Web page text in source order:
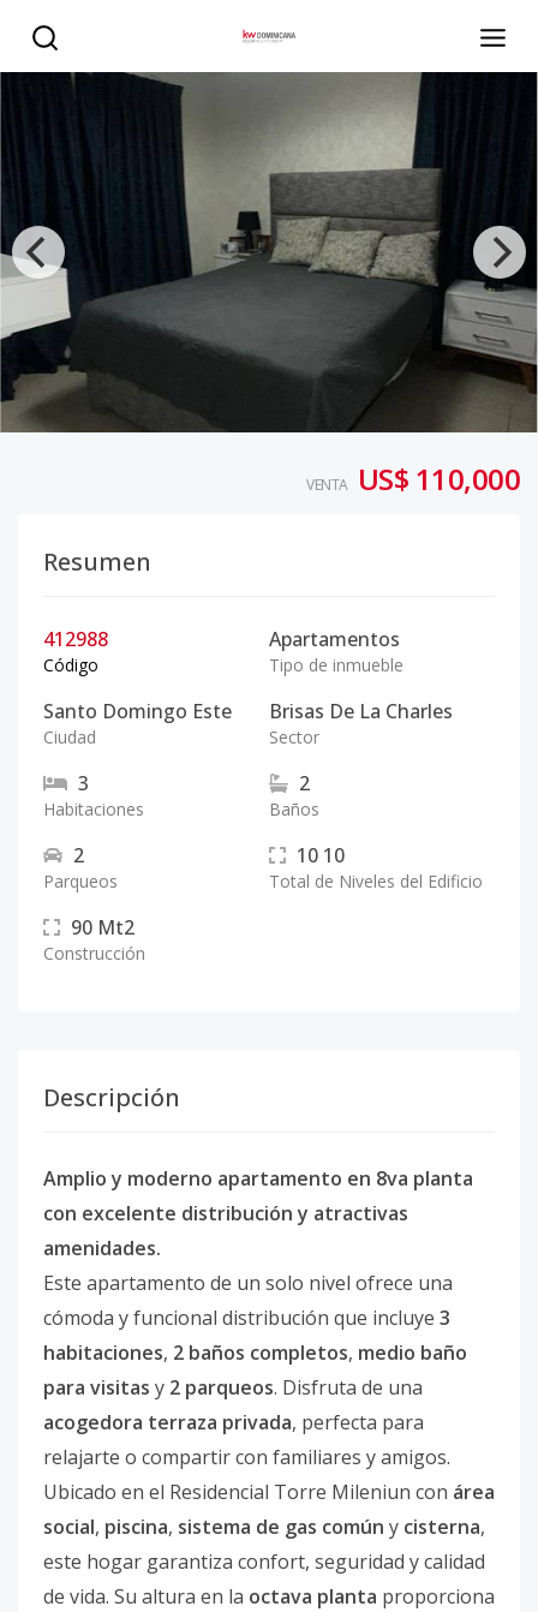
VENTA US$ 110,000
Resumen
412988
Código
Apartamentos
Tipo de inmueble
Santo Domingo Este
Ciudad
Brisas De La Charles
Sector
3
Habitaciones
2
Baños
2
Parqueos
10 10
Total de Niveles del Edificio
90 Mt2
Construcción
Descripción
Amplio y moderno apartamento en 8va planta
con excelente distribución y atractivas
amenidades.
Este apartamento de un solo nivel ofrece una
cómoda y funcional distribución que incluye 3
habitaciones, 2 baños completos, medio baño
para visitas y 2 parqueos. Disfruta de una
acogedora terraza privada, perfecta para
relajarte o compartir con familiares y amigos.
Ubicado en el Residencial Torre Mileniun con área
social, piscina, sistema de gas común y cisterna,
este hogar garantiza confort, seguridad y calidad
de vida. Su altura en la octava planta proporciona